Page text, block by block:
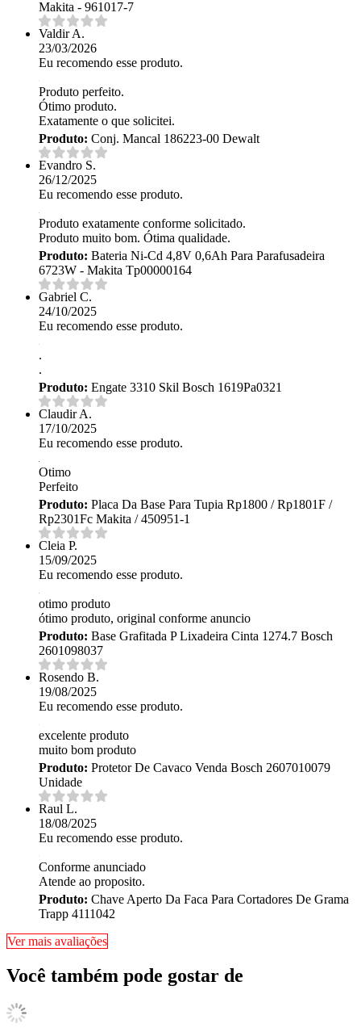
Makita - 961017-7
Valdir A.
23/03/2026
Eu recomendo esse produto.
Produto perfeito.
Ótimo produto.
Exatamente o que solicitei.
Produto: Conj. Mancal 186223-00 Dewalt
Evandro S.
26/12/2025
Eu recomendo esse produto.
Produto exatamente conforme solicitado.
Produto muito bom. Ótima qualidade.
Produto: Bateria Ni-Cd 4,8V 0,6Ah Para Parafusadeira
6723W - Makita Tp00000164
Gabriel C.
24/10/2025
Eu recomendo esse produto.
.
.
Produto: Engate 3310 Skil Bosch 1619Pa0321
Claudir A.
17/10/2025
Eu recomendo esse produto.
Otimo
Perfeito
Produto: Placa Da Base Para Tupia Rp1800 / Rp1801F /
Rp2301Fc Makita / 450951-1
Cleia P.
15/09/2025
Eu recomendo esse produto.
otimo produto
ótimo produto, original conforme anuncio
Produto: Base Grafitada P Lixadeira Cinta 1274.7 Bosch
2601098037
Rosendo B.
19/08/2025
Eu recomendo esse produto.
excelente produto
muito bom produto
Produto: Protetor De Cavaco Venda Bosch 2607010079
Unidade
Raul L.
18/08/2025
Eu recomendo esse produto.
Conforme anunciado
Atende ao proposito.
Produto: Chave Aperto Da Faca Para Cortadores De Grama
Trapp 4111042
Ver mais avaliações
Você também pode gostar de